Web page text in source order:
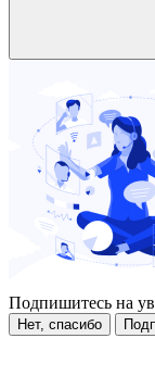
Подпишитесь на
Нет, спасибо